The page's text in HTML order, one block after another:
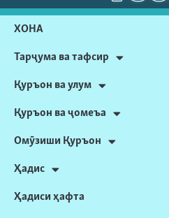
ХОНА
Тарҷума ва тафсир
Қуръон ва улум
Қуръон ва ҷомеъа
Омӯзиши Қуръон
Ҳадис
Ҳадиси ҳафта